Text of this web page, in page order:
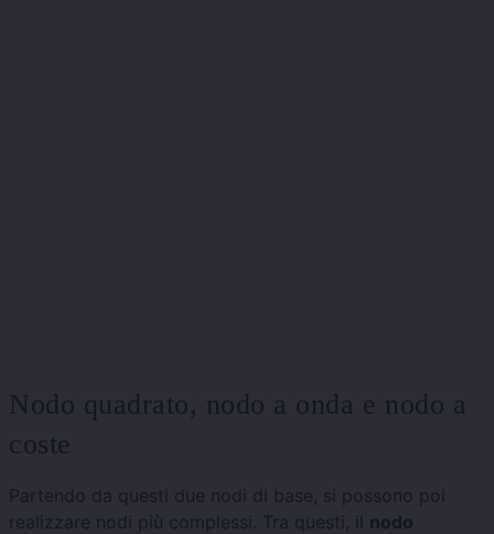
Nodo quadrato, nodo a onda e nodo a
coste
Partendo da questi due nodi di base, si possono poi
realizzare nodi più complessi. Tra questi, il nodo